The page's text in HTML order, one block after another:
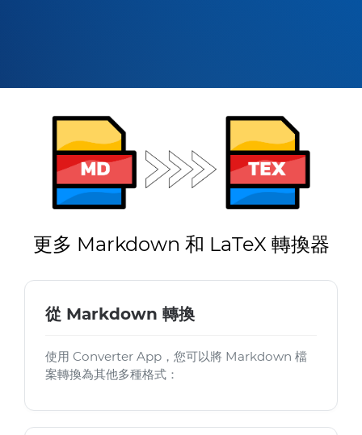
更多 Markdown 和 LaTeX 轉換器
從 Markdown 轉換
使用 Converter App，您可以將 Markdown 檔
案轉換為其他多種格式：